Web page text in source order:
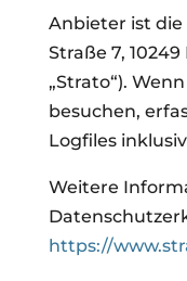
Anbieter ist die
Straße 7,
„Strato“).
besuchen,
Logfiles
Weitere
https://